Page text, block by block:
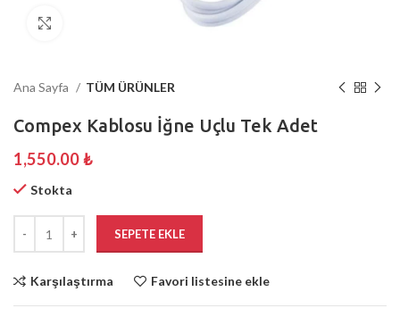
Ana Sayfa TÜM ÜRÜNLER
Compex Kablosu İğne Uçlu Tek Adet
1,550.00₺
Stokta
SEPETE EKLE
Karşılaştırma Favori listesine ekle